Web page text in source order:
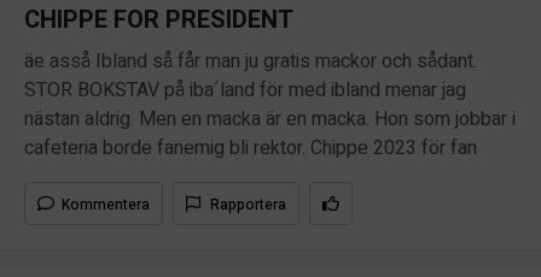
CHIPPE FOR PRESIDENT
äe asså Ibland så får man ju gratis mackor och sådant.
STOR BOKSTAV på iba´land för med ibland menar jag
nästan aldrig. Men en macka är en macka. Hon som jobbar i
cafeteria borde fanemig bli rektor. Chippe 2023 för fan
Kommentera Rapportera